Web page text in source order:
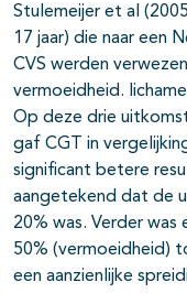
Stulemeijer et al
17 jaar) die naar een
CVS werden
vermoeidheid.
Op deze drie
gaf CGT in
significant betere
aangetekend dat de
20% was. Verder
50% (vermoeidheid)
een aanzienlijke